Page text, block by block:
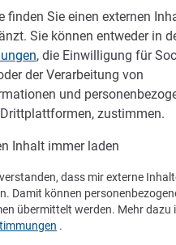
finden Sie einen externen
Sie können entweder in
, die Einwilligung für
der Verarbeitung von
und
zustimmen.
Inhalt immer laden
dass mir externe
Damit können
übermittelt werden. Mehr dazu
.